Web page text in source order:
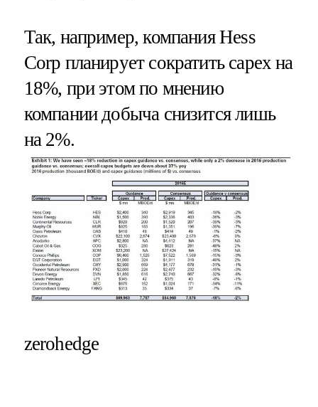
Так, например, компания Hess
Corp планирует сократить capex на
18%, при этом по мнению
компании добыча снизится лишь
на 2%.
zerohedge